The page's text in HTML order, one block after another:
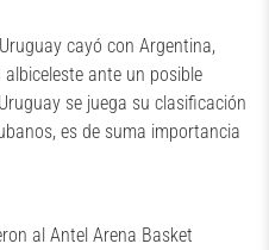
cayó con Argentina,
ante un posible
se juega su clasificación
es de suma importancia
al Antel Arena Basket